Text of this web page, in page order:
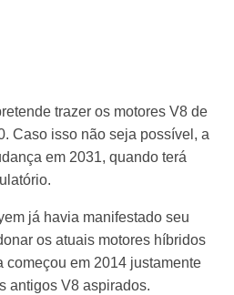
trazer os motores V8 de
Caso isso não seja possível, a
em 2031, quando terá
já havia manifestado seu
os atuais motores híbridos
começou em 2014 justamente
antigos V8 aspirados.